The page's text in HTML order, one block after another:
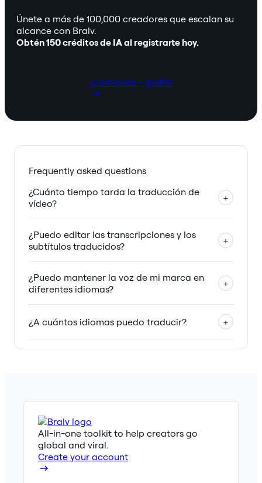
Únete a más de 100,000 creadores que escalan su
alcance con Braiv.
Obtén 150 créditos de IA al registrarte hoy.
¡Comienza - gratis!
Frequently asked questions
¿Cuánto tiempo tarda la traducción de
vídeo?
+
¿Puedo editar las transcripciones y los
subtítulos traducidos?
+
¿Puedo mantener la voz de mi marca en
diferentes idiomas?
+
¿A cuántos idiomas puedo traducir? +
All-in-one toolkit to help creators go
global and viral.
Create your account